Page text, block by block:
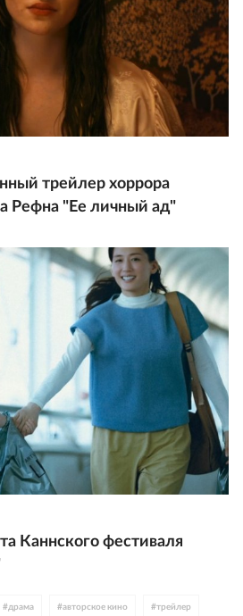
трейлер хоррора
Рефна "Ее личный ад"
Каннского фестиваля
#драма #авторское кино #трейлер